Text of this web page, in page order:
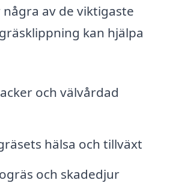
av de viktigaste
kan hjälpa
och välvårdad
hälsa och tillväxt
och skadedjur